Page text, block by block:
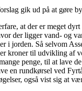
gik ud på at gøre
at der er meget
der ligger vand- og
i jorden. Så selvom
kroner til udvikling af
penge, til at lave
en rundkørsel ved
også vist sig at